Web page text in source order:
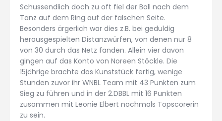
Schussendlich doch zu oft fiel der Ball nach dem
Tanz auf dem Ring auf der falschen Seite.
Besonders ärgerlich war dies z.B. bei geduldig
herausgespielten Distanzwürfen, von denen nur 8
von 30 durch das Netz fanden. Allein vier davon
gingen auf das Konto von Noreen Stöckle. Die
15jährige brachte das Kunststück fertig, wenige
Stunden zuvor ihr WNBL Team mit 43 Punkten zum
Sieg zu führen und in der 2.DBBL mit 16 Punkten
zusammen mit Leonie Elbert nochmals Topscorerin
zu sein.